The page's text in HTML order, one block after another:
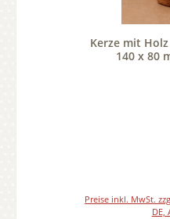
Kerze mit
140 x 80
Preise inkl. MwSt.
DE,